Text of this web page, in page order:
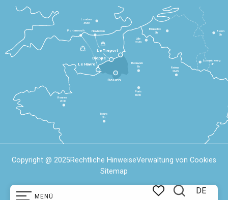
MENÜ
DE
Le Havre
Dieppe
Le Tréport
Rennes
2h30
Tours
3h
Paris
1h30
Beauvais
1h
Reims
2h45
Lille
2h30
Bruxelles
3h
Londres
3h30
Newhaven
Portsmouth
Bonn
5h
Luxembourg
4h
Rouen
Copyright @ 2025Rechtliche HinweiseVerwaltung von Cookies
Sitemap